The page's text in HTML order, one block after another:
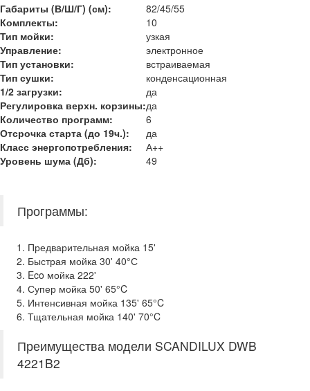
Габариты (В/Ш/Г) (см):
82/45/55
Комплекты:
10
Тип мойки:
узкая
Управление:
электронное
Тип установки:
встраиваемая
Тип сушки:
конденсационная
1/2 загрузки:
да
Регулировка верхн. корзины:да
Количество программ:
6
Отсрочка старта (до 19ч.):
да
Класс энергопотребления:
А++
Уровень шума (Дб): 49
Программы:
Предварительная мойка 15'
Быстрая мойка 30' 40°С
Eco мойка 222'
Супер мойка 50' 65°C
Интенсивная мойка 135' 65°C
Тщательная мойка 140' 70°C
Преимущества модели SCANDILUX DWB
4221B2